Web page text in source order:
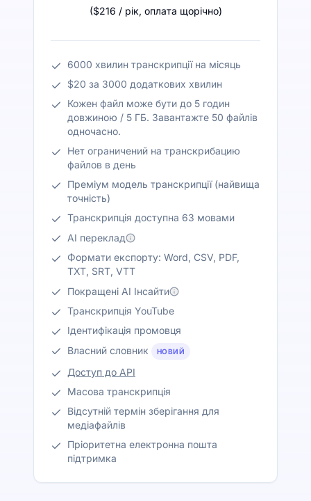
($216 / рік, оплата щорічно)
6000 хвилин транскрипції на місяць
$20 за 3000 додаткових хвилин
Кожен файл може бути до 5 годин
довжиною / 5 ГБ. Завантажте 50 файлів
одночасно.
Нет ограничений на транскрибацию
файлов в день
Преміум модель транскрипції (найвища
точність)
Транскрипція доступна 63 мовами
AI переклад
Формати експорту: Word, CSV, PDF,
TXT, SRT, VTT
Покращені AI Інсайти
Транскрипція YouTube
Ідентифікація промовця
Власний словник
НОВИЙ
Доступ до API
Масова транскрипція
Відсутній термін зберігання для
медіафайлів
Пріоритетна електронна пошта
підтримка